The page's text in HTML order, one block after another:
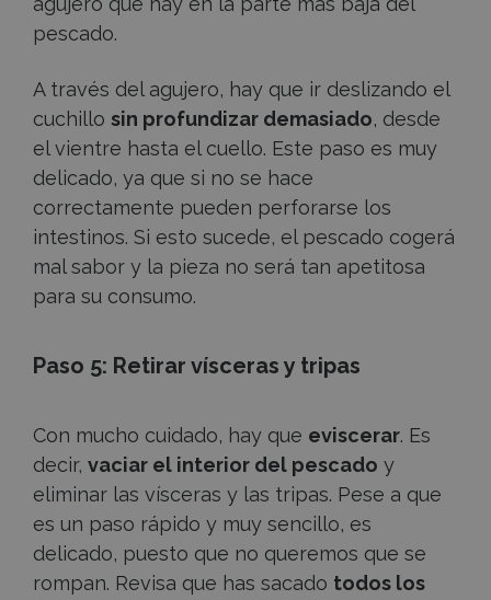
pescado.
A través del agujero, hay que ir deslizando el
cuchillo sin profundizar demasiado, desde
el vientre hasta el cuello. Este paso es muy
delicado, ya que si no se hace
correctamente pueden perforarse los
intestinos. Si esto sucede, el pescado cogerá
mal sabor y la pieza no será tan apetitosa
para su consumo.
Paso 5: Retirar vísceras y tripas
Con mucho cuidado, hay que eviscerar. Es
decir, vaciar el interior del pescado y
eliminar las vísceras y las tripas. Pese a que
es un paso rápido y muy sencillo, es
delicado, puesto que no queremos que se
rompan. Revisa que has sacado todos los